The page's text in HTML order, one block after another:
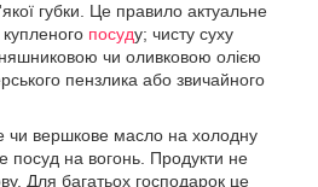
губки. Це правило актуальне
посуду; чисту суху
чи оливковою олією
пензлика або звичайного
чи вершкове масло на холодну
посуд на вогонь. Продукти не
Для багатьох господарок це